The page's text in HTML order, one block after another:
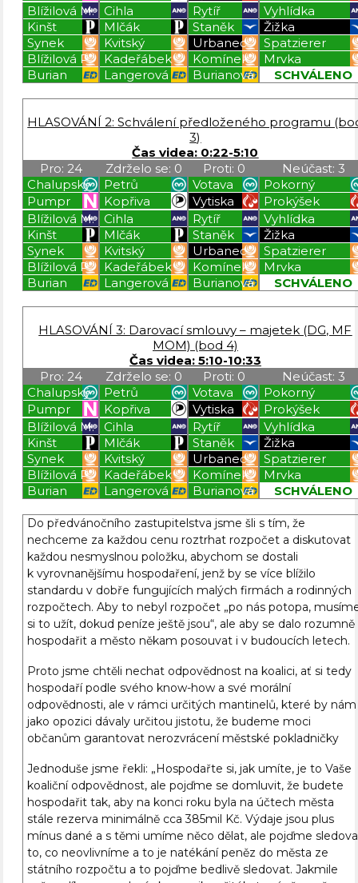
Blížilová M.
Cihla Rytíř
Vyhlídka
Kinšt
Mlčák Staněk
Žižka
Synek
Kvitský Urbanec
Spatzierer
Blížilová P.
Kadeřábek Komínek
Mrvka
Burian
Langerová Burianová
SCHVÁLENO
HLASOVÁNÍ 2: Schválení předloženého programu
3)
Čas videa: 0:22-5:10
Pro: 24
Zdrželo se: 0 Proti: 0
Neúčast: 3
Chalupský
Petrů Votava
Pokorný
Pumpr
Kopřiva Vytiska
Prokýšek
Blížilová M.
Cihla Rytíř
Vyhlídka
Kinšt
Mlčák Staněk
Žižka
Synek
Kvitský Urbanec
Spatzierer
Blížilová P.
Kadeřábek Komínek
Mrvka
Burian
Langerová Burianová
SCHVÁLENO
HLASOVÁNÍ 3: Darovací smlouvy – majetek (DG, MF
MOM) (bod 4)
Čas videa: 5:10-10:33
Pro: 24
Zdrželo se: 0 Proti: 0
Neúčast: 3
Chalupský
Petrů Votava
Pokorný
Pumpr
Kopřiva Vytiska
Prokýšek
Blížilová M.
Cihla Rytíř
Vyhlídka
Kinšt
Mlčák Staněk
Žižka
Synek
Kvitský Urbanec
Spatzierer
Blížilová P.
Kadeřábek Komínek
Mrvka
Burian
Langerová Burianová
SCHVÁLENO
Do předvánočního zastupitelstva jsme šli s tím, že
nechceme za každou cenu roztrhat rozpočet a diskutovat
každou nesmyslnou položku, abychom se dostali
k vyrovnanějšímu hospodaření, jenž by se více blížilo
standardu v dobře fungujících malých firmách a rodinných
rozpočtech. Aby to nebyl rozpočet „po nás potopa,
si to užít, dokud peníze ještě jsou“, ale aby se dalo rozumně
hospodařit a město někam posouvat i v budoucích letech.
Proto jsme chtěli nechat odpovědnost na koalici, ať si tedy
hospodaří podle svého know-how a své morální
odpovědnosti, ale v rámci určitých mantinelů, které by nám
jako opozici dávaly určitou jistotu, že budeme moci
občanům garantovat nerozvrácení městské pokladničky
Jednoduše jsme řekli: „Hospodařte si, jak umíte, je to Vaše
koaliční odpovědnost, ale pojďme se domluvit, že budete
hospodařit tak, aby na konci roku byla na účtech města
stále rezerva minimálně cca 385mil Kč. Výdaje jsou plus
mínus dané a s těmi umíme něco dělat, ale pojďme
to, co neovlivníme a to je natékání peněz do města ze
státního rozpočtu a to pojďme bedlivě sledovat. Jakmile